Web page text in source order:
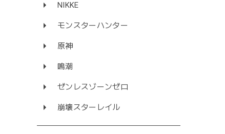
NIKKE
モンスターハンター
原神
鳴潮
ゼンレスゾーンゼロ
崩壊スターレイル